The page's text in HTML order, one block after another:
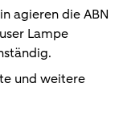
agieren die ABN
Lampe
und weitere